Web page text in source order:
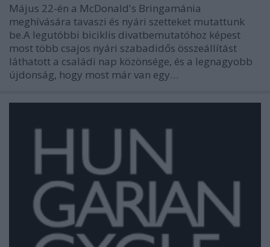
Május 22-én a McDonald's Bringamánia
meghívására tavaszi és nyári szetteket mutattunk
be.A legutóbbi biciklis divatbemutatóhoz képest
most több csajos nyári szabadidős összeállítást
láthatott a családi nap közönsége, és a legnagyobb
újdonság, hogy most már van egy…